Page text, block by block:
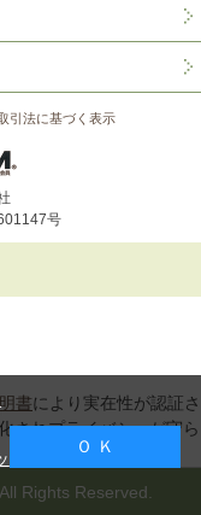
引法に基づく表示
号
書により実在性が認証さ
されプライバシーが守ら
Rights Reserved.
Ｏ Ｋ